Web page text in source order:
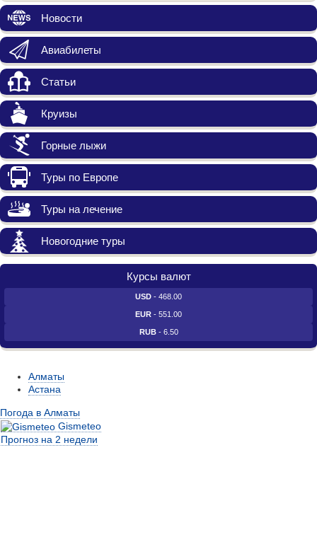
Новости
Авиабилеты
Статьи
Круизы
Горные лыжи
Туры по Европе
Туры на лечение
Новогодние туры
Курсы валют
USD - 468.00
EUR - 551.00
RUB- 6.50
Алматы
Астана
Погода в Алматы
Gismeteo
Прогноз на 2 недели